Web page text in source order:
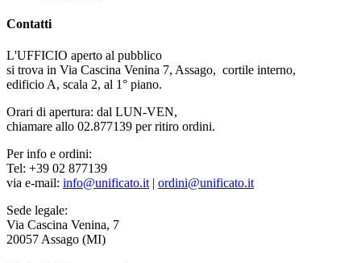
Contatti
L'UFFICIO aperto al pubblico
si trova in Via Cascina Venina 7, Assago, cortile interno,
edificio A, scala 2, al 1° piano.
Orari di apertura: dal LUN-VEN,
chiamare allo 02.877139 per ritiro ordini.
Per info e ordini:
Tel: +39 02 877139
via e-mail: info@unificato.it | ordini@unificato.it
Sede legale:
Via Cascina Venina, 7
20057 Assago (MI)